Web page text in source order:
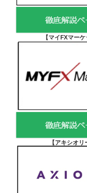
【マイFXマーケ
【アキシオリ